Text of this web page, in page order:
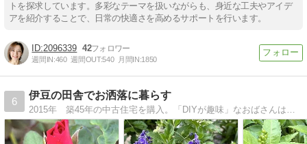
トを探求しています。多彩なテーマを扱いながらも、身近な工夫やアイデ
アを紹介することで、日常の快適さを高めるサポートを行います。
2096339 42
週間IN:460 週間OUT:540 月間IN:1850
6
伊豆の田舎でお洒落に暮らす
2015年 築45年の中古住宅を購入。「DIYが趣味」なおばさんは、無謀にも自分でリフォームしています。つるバラで外壁を覆い尽くそうと、姑息なボロ隠しも計画中。